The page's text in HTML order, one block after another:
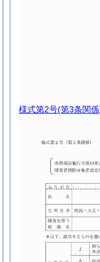
様式第2号(第3条関